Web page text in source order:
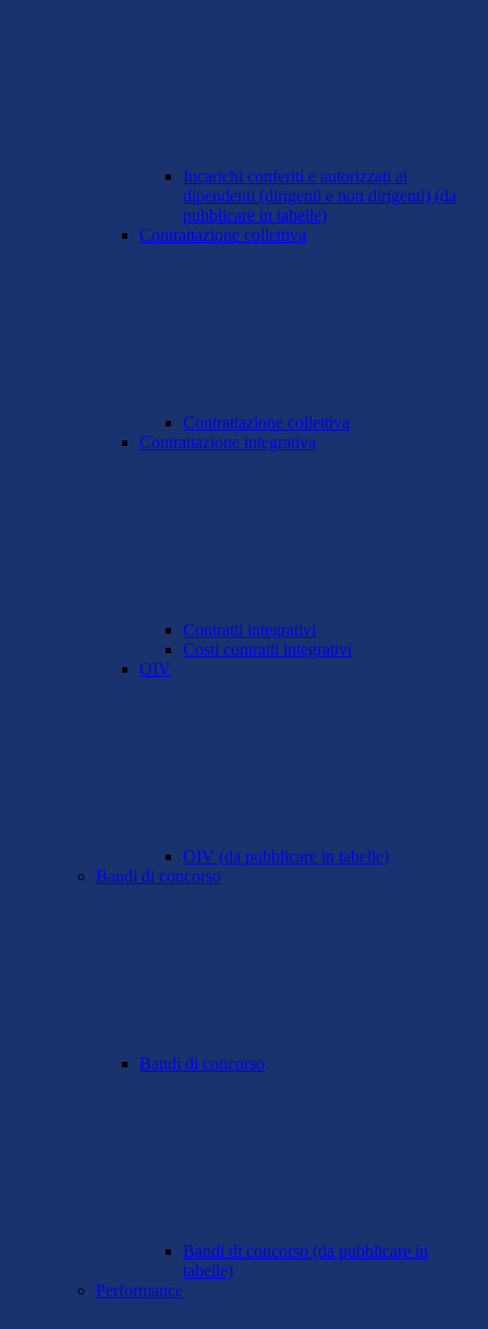
Incarichi conferiti e autorizzati ai
dipendenti (dirigenti e non dirigenti) (da
pubblicare in tabelle)
Contrattazione collettiva
Contrattazione collettiva
Contrattazione integrativa
Contratti integrativi
Costi contratti integrativi
OIV
OIV (da pubblicare in tabelle)
Bandi di concorso
Bandi di concorso
Bandi di concorso (da pubblicare in
tabelle)
Performance